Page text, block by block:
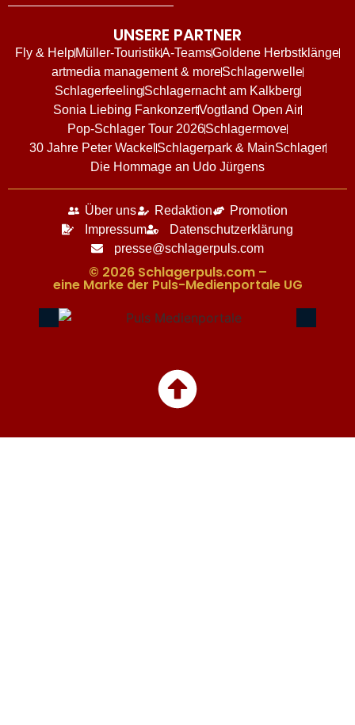
UNSERE PARTNER
Fly & HelpMüller-TouristikA-TeamsGoldene Herbstklänge
artmedia management & moreSchlagerwelle
SchlagerfeelingSchlagernacht am Kalkberg
Sonia Liebing FankonzertVogtland Open Air
Pop-Schlager Tour 2026Schlagermove
30 Jahre Peter Wackel Schlagerpark & MainSchlager
Die Hommage an Udo Jürgens
Über uns Redaktion
Promotion
Impressum
Datenschutzerklärung
presse@schlagerpuls.com
© 2026 Schlagerpuls.com –
eine Marke der Puls-Medienportale UG​